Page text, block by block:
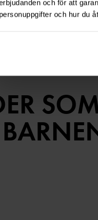
och för att
personuppgifter och hur du